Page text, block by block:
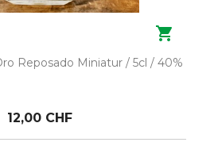

Reposado Miniatur / 5cl / 40%
12,00 CHF